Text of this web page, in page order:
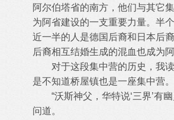
阿尔伯塔省的南方，他们与其它
为阿省建设的一支重要力量。半
近一半的人是德国后裔和日本后
后裔相互结婚生成的混血也成为
对于这段集中营的历史，我读
是不知道桥屋镇也是一座集中营。
“沃斯神父，华特说‘三界’有幽
问道。